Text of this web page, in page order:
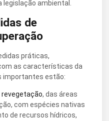
legislação ambiental.
de
práticas,
as características da
importantes estão:
revegetação, das áreas
com espécies nativas
de recursos hídricos,